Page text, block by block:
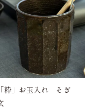
「粋」お玉入れ そぎ